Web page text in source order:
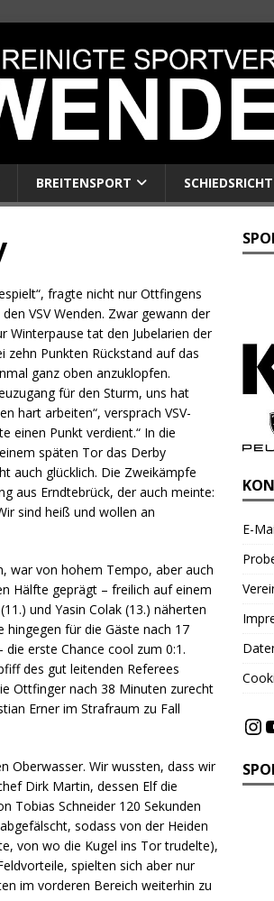
BREITENSPORT
fragte nicht nur Ottfingens
VSV Wenden. Zwar gewann der
Winterpause tat den Jubelarien der
zehn Punkten Rückstand auf das
ganz oben anzuklopfen.
für den Sturm, uns hat
hart arbeiten“, versprach VSV-
einen Punkt verdient.“ In die
späten Tor das Derby
auch glücklich. Die Zweikämpfe
aus Erndtebrück, der auch meinte:
sind heiß und wollen an
war von hohem Tempo, aber auch
Hälfte geprägt – freilich auf einem
und Yasin Colak (13.) näherten
hingegen für die Gäste nach 17
erste Chance cool zum 0:1.
des gut leitenden Referees
Ottfinger nach 38 Minuten zurecht
Erner im Strafraum zu Fall
Oberwasser. Wir wussten, dass wir
Dirk Martin, dessen Elf die
Tobias Schneider 120 Sekunden
sodass von der Heiden
von wo die Kugel ins Tor trudelte),
spielten sich aber nur
im vorderen Bereich weiterhin zu
E-